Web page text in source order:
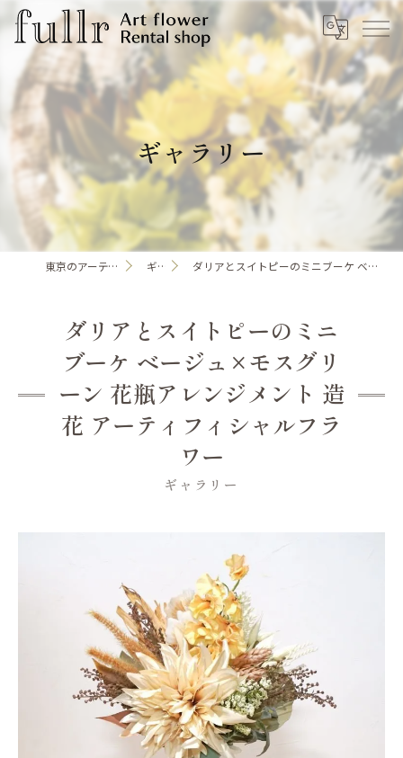
ギャラリー
東京のアーティフィシャルフラワーならfullr ギャラリー ダリアとスイトピーのミニブーケ ベージュ×モスグリーン 花瓶アレンジメント 造花 アーティフィシャルフラワー
ギャラリー
ダリアとスイトピーのミニ
ブーケ ベージュ×モスグリ
ーン 花瓶アレンジメント 造
花 アーティフィシャルフラ
ワー